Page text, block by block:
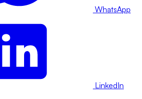
WhatsApp
LinkedIn